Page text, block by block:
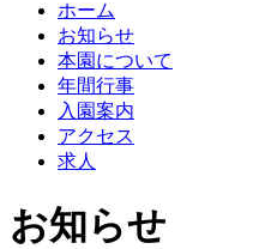
ホーム
お知らせ
本園について
年間行事
入園案内
アクセス
求人
お知らせ